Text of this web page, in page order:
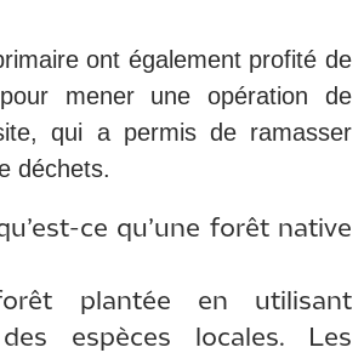
ont également profité de
mener une opération de
qui a permis de ramasser
déchets.
ce qu’une forêt native
plantée en utilisant
espèces locales. Les